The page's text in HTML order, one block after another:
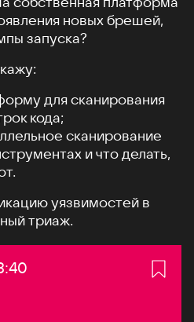
новых брешей,
запуска?
для сканирования
кода;
сканирование
и что делать,
уязвимостей в
триаж.